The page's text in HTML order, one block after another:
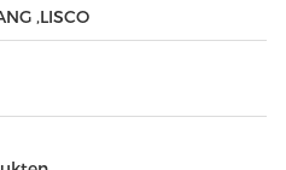
,LISCO